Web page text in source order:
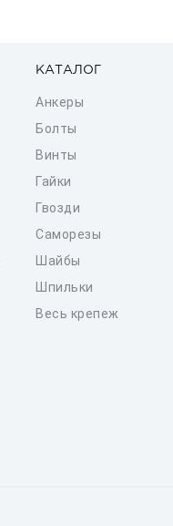
КАТАЛОГ
Анкеры
Болты
Винты
Гайки
Гвозди
Саморезы
Шайбы
Шпильки
Весь крепеж